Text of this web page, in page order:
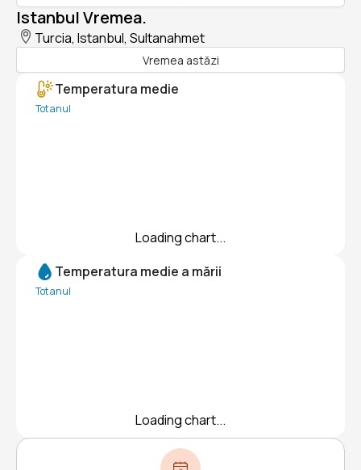
Istanbul Vremea.
Turcia, Istanbul, Sultanahmet
Vremea astăzi
Temperatura medie
Tot anul
Loading chart...
Temperatura medie a mării
Tot anul
Loading chart...